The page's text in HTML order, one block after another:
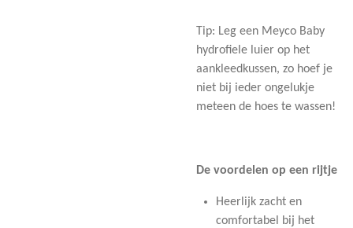
Tip: Leg een Meyco Baby
hydrofiele luier op het
aankleedkussen, zo hoef je
niet bij ieder ongelukje
meteen de hoes te wassen!
De voordelen op een rijtje
Heerlijk zacht en
comfortabel bij het